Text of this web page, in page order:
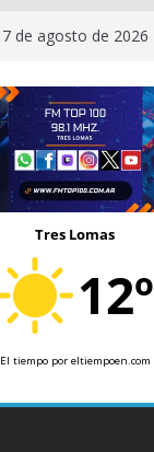
7 de agosto de 2026
Tres Lomas
12º
El tiempopor eltiempoen.com